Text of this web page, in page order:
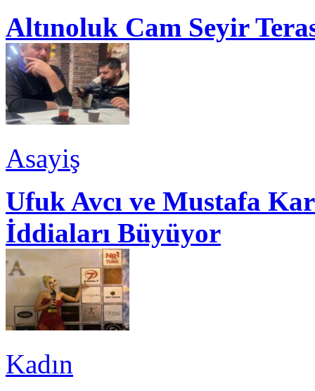
Altınoluk Cam Seyir
Asayiş
Ufuk Avcı ve Mustafa
İddiaları Büyüyor
Kadın